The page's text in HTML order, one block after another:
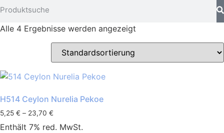
Alle 4 Ergebnisse werden angezeigt
H514 Ceylon Nurelia Pekoe
5,25 € – 23,70 €
Enthält 7% red. MwSt.